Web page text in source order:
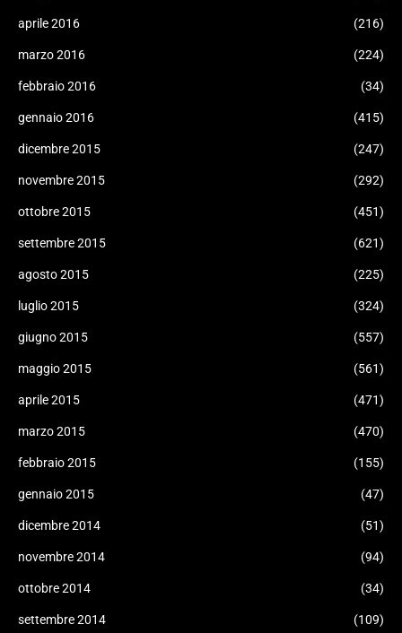
aprile 2016 (216)
marzo 2016 (224)
febbraio 2016 (34)
gennaio 2016 (415)
dicembre 2015 (247)
novembre 2015 (292)
ottobre 2015 (451)
settembre 2015 (621)
agosto 2015 (225)
luglio 2015 (324)
giugno 2015 (557)
maggio 2015 (561)
aprile 2015 (471)
marzo 2015 (470)
febbraio 2015 (155)
gennaio 2015 (47)
dicembre 2014 (51)
novembre 2014 (94)
ottobre 2014 (34)
settembre 2014 (109)